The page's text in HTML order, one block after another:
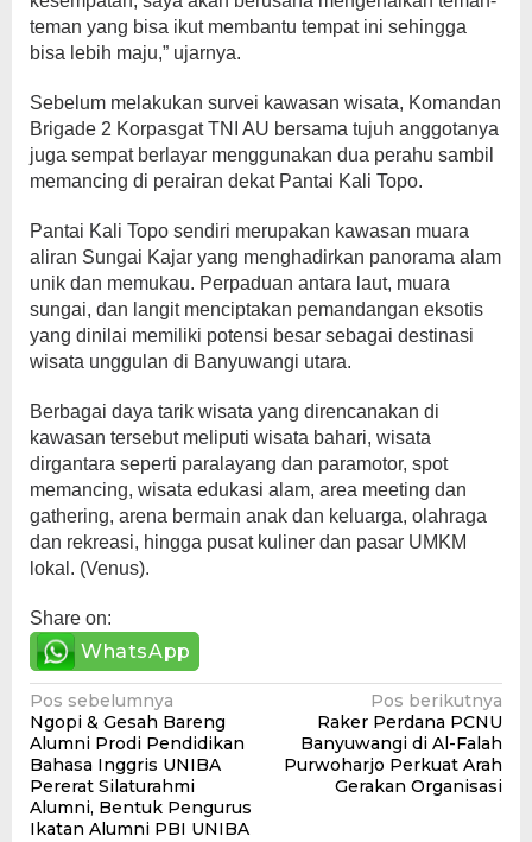
teman yang bisa ikut membantu tempat ini sehingga
bisa lebih maju,” ujarnya.
Sebelum melakukan survei kawasan wisata, Komandan
Brigade 2 Korpasgat TNI AU bersama tujuh anggotanya
juga sempat berlayar menggunakan dua perahu sambil
memancing di perairan dekat Pantai Kali Topo.
Pantai Kali Topo sendiri merupakan kawasan muara
aliran Sungai Kajar yang menghadirkan panorama alam
unik dan memukau. Perpaduan antara laut, muara
sungai, dan langit menciptakan pemandangan eksotis
yang dinilai memiliki potensi besar sebagai destinasi
wisata unggulan di Banyuwangi utara.
Berbagai daya tarik wisata yang direncanakan di
kawasan tersebut meliputi wisata bahari, wisata
dirgantara seperti paralayang dan paramotor, spot
memancing, wisata edukasi alam, area meeting dan
gathering, arena bermain anak dan keluarga, olahraga
dan rekreasi, hingga pusat kuliner dan pasar UMKM
lokal. (Venus).
Share on:
WhatsApp
Navigasi
pos
Pos sebelumnya
Ngopi & Gesah Bareng
Alumni Prodi Pendidikan
Bahasa Inggris UNIBA
Pererat Silaturahmi
Alumni, Bentuk Pengurus
Ikatan Alumni PBI UNIBA
Pos berikutnya
Raker Perdana PCNU
Banyuwangi di Al-Falah
Purwoharjo Perkuat Arah
Gerakan Organisasi